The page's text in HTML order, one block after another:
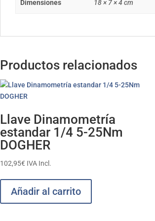
Dimensiones 18 × 7 × 4 cm
Productos relacionados
Llave Dinamometría
estandar 1/4 5-25Nm
DOGHER
102,95€ IVA Incl.
Añadir al carrito